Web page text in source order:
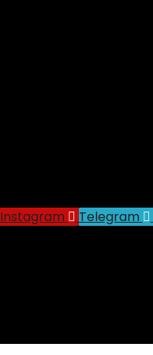
Instagram Telegram